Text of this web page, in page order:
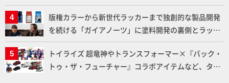
た「おまねこ」が着任！けもプラ公式サイト限定版と
通常版の2ラインで発売！
版権カラーから新世代ラッカーまで独創的な製品開発
を続ける「ガイアノーツ」に塗料開発の裏側とラッカ
ー塗料の未来についてインタビュー！
トイライズ 超竜神やトランスフォーマー×『バック・
トゥ・ザ・フューチャー』コラボアイテムなど、タカ